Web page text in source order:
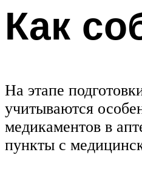
Как
На этапе
учитываются
медикаментов в
пункты с